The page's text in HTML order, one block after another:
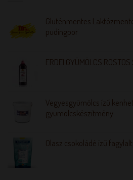
Gluténmentes
pudingpor
ERDEI GYÜMÖLCS ROSTOS
Vegyesgyümölcs ízű
gyümölcskészítmény
Olasz csokoládé ízű